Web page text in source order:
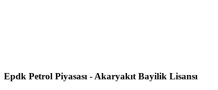
Epdk Petrol Piyasası - Akaryakıt Bayilik Lisansı